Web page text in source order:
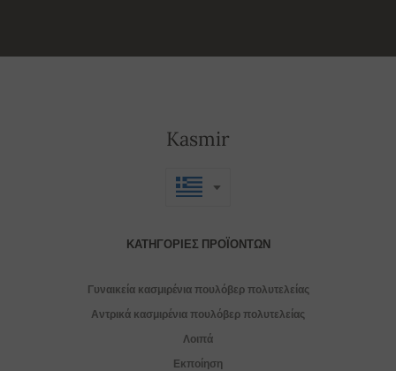
Kasmir
ΚΑΤΗΓΟΡΊΕΣ ΠΡΟΪΌΝΤΩΝ
Γυναικεία κασμιρένια πουλόβερ πολυτελείας
Αντρικά κασμιρένια πουλόβερ πολυτελείας
Λοιπά
Εκποίηση